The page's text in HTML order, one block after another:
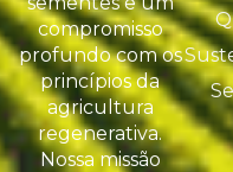
compromisso
profundo com os
princípios da
agricultura
regenerativa.
Nossa missão